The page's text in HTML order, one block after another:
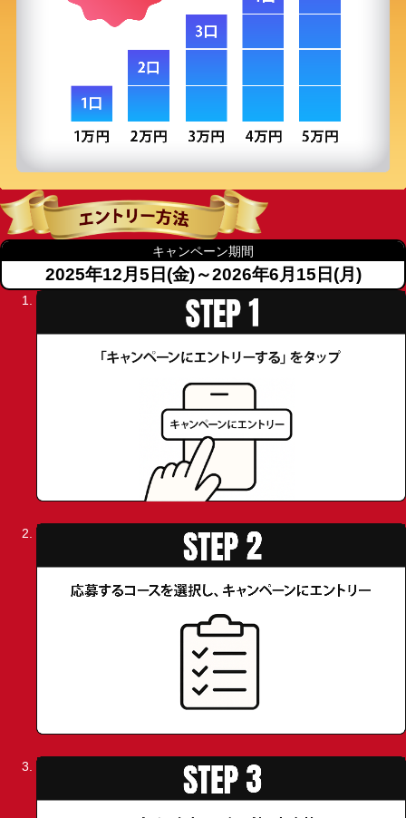
キャンペーン期間
2025年12月5日(金)～2026年6月15日(月)